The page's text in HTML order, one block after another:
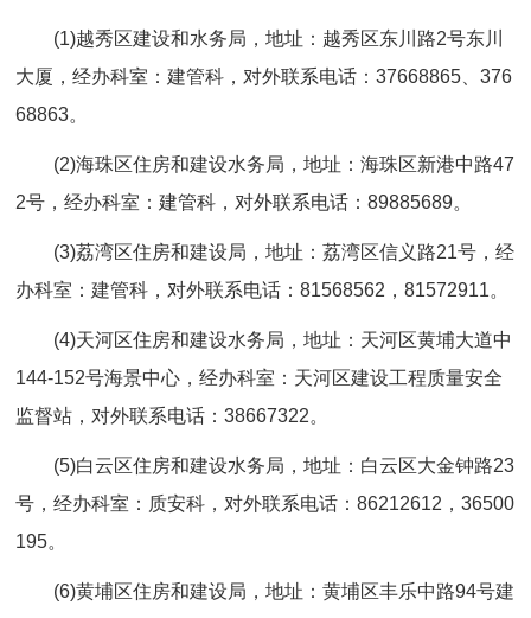
(1)越秀区建设和水务局，地址：越秀区东川路2号东川
大厦，经办科室：建管科，对外联系电话：37668865、376
68863。
(2)海珠区住房和建设水务局，地址：海珠区新港中路47
2号，经办科室：建管科，对外联系电话：89885689。
(3)荔湾区住房和建设局，地址：荔湾区信义路21号，经
办科室：建管科，对外联系电话：81568562，81572911。
(4)天河区住房和建设水务局，地址：天河区黄埔大道中
144-152号海景中心，经办科室：天河区建设工程质量安全
监督站，对外联系电话：38667322。
(5)白云区住房和建设水务局，地址：白云区大金钟路23
号，经办科室：质安科，对外联系电话：86212612，36500
195。
(6)黄埔区住房和建设局，地址：黄埔区丰乐中路94号建